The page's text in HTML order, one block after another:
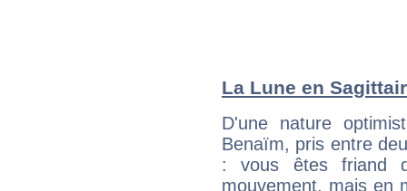
La Lune en
D'une nature
Benaïm, pris entre
: vous êtes friand
mouvement, mais en